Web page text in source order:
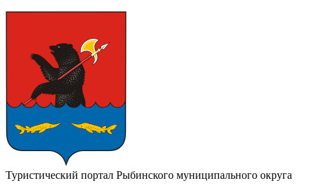
Туристический портал Рыбинского муниципального округа